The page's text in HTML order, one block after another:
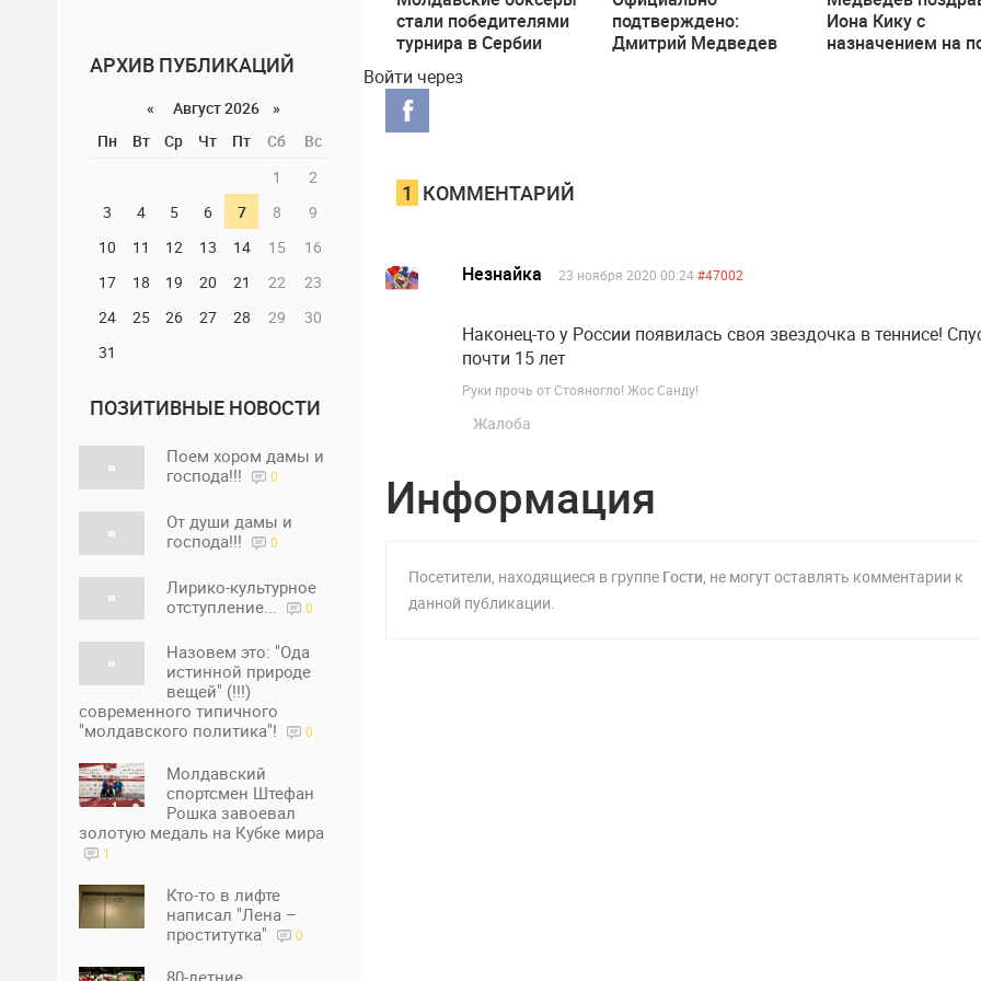
АРХИВ ПУБЛИКАЦИЙ
«
Август 2026 »
Пн
Вт Ср Чт Пт Сб
Вс
1
2
3
4 5 6 7 8
9
10
11 12 13 14 15
16
17
18 19 20 21 22
23
24
25 26 27 28 29
30
31
ПОЗИТИВНЫЕ НОВОСТИ
Поем хором дамы и
господа!!!
0
От души дамы и
господа!!!
0
Лирико-культурное
отступление...
0
Назовем это: "Ода
истинной природе
вещей" (!!!)
современного типичного
"молдавского политика"!
0
Молдавский
спортсмен Штефан
Рошка завоевал
золотую медаль на Кубке мира
1
Кто-то в лифте
написал "Лена –
проститутка"
0
стали победителями
турнира в Сербии
подтверждено:
Дмитрий Медведев
Иона Кику с
назначением на
Войти через
1 КОММЕНТАРИЙ
Незнайка 23 ноября 2020 00:24#47002
Наконец-то у России появилась своя звездочка в теннисе!
почти 15 лет
Руки прочь от Стояногло! Жос Санду!
Жалоба
Информация
Посетители, находящиеся в группе Гости, не могут оставлять комментарии к
данной публикации.